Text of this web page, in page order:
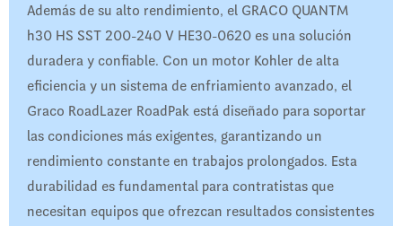
Además de su alto rendimiento, el GRACO QUANTM
h30 HS SST 200-240 V HE30-0620 es una solución
duradera y confiable. Con un motor Kohler de alta
eficiencia y un sistema de enfriamiento avanzado, el
Graco RoadLazer RoadPak está diseñado para soportar
las condiciones más exigentes, garantizando un
rendimiento constante en trabajos prolongados. Esta
durabilidad es fundamental para contratistas que
necesitan equipos que ofrezcan resultados consistentes